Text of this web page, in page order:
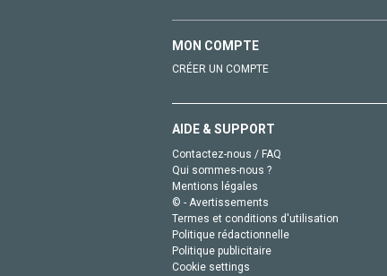
MON COMPTE
CRÉER UN COMPTE
AIDE & SUPPORT
Contactez-nous / FAQ
Qui sommes-nous ?
Mentions légales
© - Avertissements
Termes et conditions d'utilisation
Politique rédactionnelle
Politique publicitaire
Cookie settings